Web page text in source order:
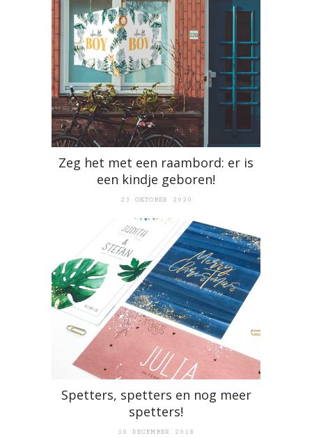
Zeg het met een raambord: er is
een kindje geboren!
23 OKTOBER 2020
Spetters, spetters en nog meer
spetters!
10 DECEMBER 2018